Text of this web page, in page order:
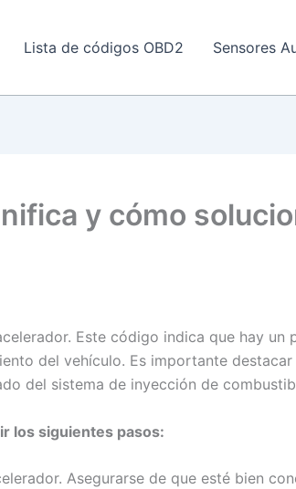
Lista de códigos OBD2 Sensores
y cómo
Este código indica que hay un
del vehículo. Es importante
del sistema de inyección de
los siguientes pasos:
Asegurarse de que esté bien